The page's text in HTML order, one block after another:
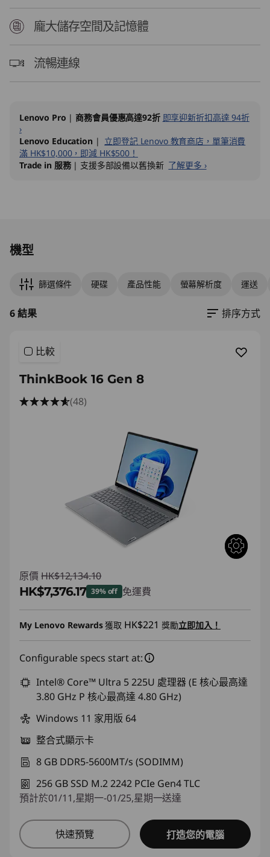
龐大儲存空間及記憶體
流暢連線
Lenovo Pro | 商務會員優惠高達92折 即享迎新折扣高達 94折
›
Lenovo Education | 立即登記 Lenovo 教育商店，單筆消費
滿 HK$10,000，即減 HK$500！
Trade in 服務| 支援多部設備以舊換新 了解更多 ›
機型
篩選條件 硬碟 產品性能 螢幕解析度 運送
6 結果 排序方式
比較
ThinkBook 16 Gen 8
(48)
原價 HK$12,134.10
HK$7,376.17 39% off 免運費
即省 :-HK$4,757.93
My Lenovo Rewards獲取 HK$221 獎勵立即加入！
Configurable specs start at:
Intel® Core™ Ultra 5 225U 處理器 (E 核心最高達
3.80 GHz P 核心最高達 4.80 GHz)
Windows 11 家用版 64
整合式顯示卡
8 GB DDR5-5600MT/s (SODIMM)
256 GB SSD M.2 2242 PCIe Gen4 TLC
預計於01/11,星期一-01/25,星期一送達
快速預覽 打造您的電腦